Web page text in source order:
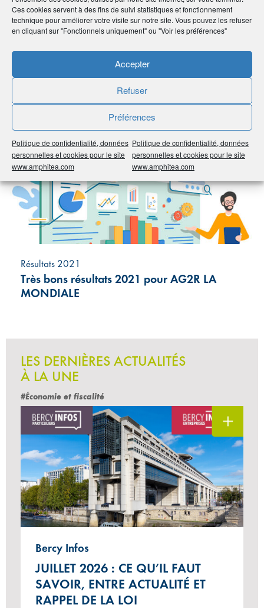
Ces cookies servent à des fins de suivi statistiques et fonctionnement
technique pour améliorer votre visite sur notre site. Vous pouvez les refuser
en cliquant sur "Fonctionnels uniquement" ou "Voir les préférences"
Accepter
Refuser
Préférences
Politique de confidentialité, données
personnelles et cookies pour le site
www.amphitea.com
Politique de confidentialité, données
personnelles et cookies pour le site
www.amphitea.com
Partager
À voir surle même
sujet
#Partenaire AG2R LA MONDIALE
Résultats 2021
Très bons résultats 2021 pour AG2R LA
MONDIALE
LES DERNIÈRES ACTUALITÉS
À LA UNE
#Économie et fiscalité
Bercy Infos
JUILLET 2026 : CE QU’IL FAUT
SAVOIR, ENTRE ACTUALITÉ ET
RAPPEL DE LA LOI